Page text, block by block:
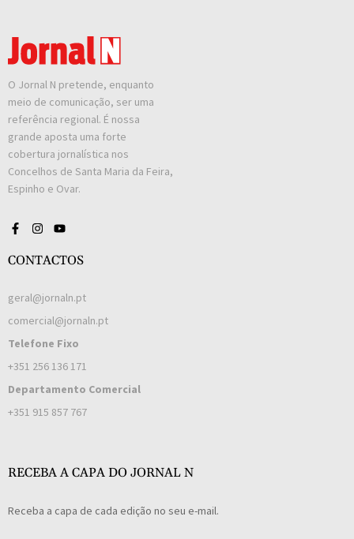
O Jornal N pretende, enquanto
meio de comunicação, ser uma
referência regional. É nossa
grande aposta uma forte
cobertura jornalística nos
Concelhos de Santa Maria da Feira,
Espinho e Ovar.
CONTACTOS
geral@jornaln.pt
comercial@jornaln.pt
Telefone Fixo
+351 256 136 171
Departamento Comercial
+351 915 857 767
RECEBA A CAPA DO JORNAL N
Receba a capa de cada edição no seu e-mail.